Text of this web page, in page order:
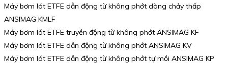
Máy bơm lót ETFE dẫn động từ không phớt dòng chảy thấp
ANSIMAG KMLF
Máy bơm lót ETFE truyền động từ không phớt ANSIMAG KF
Máy bơm lót ETFE dẫn động từ không phớt ANSIMAG KV
Máy bơm lót ETFE dẫn động từ không phớt tự mồi ANSIMAG KP